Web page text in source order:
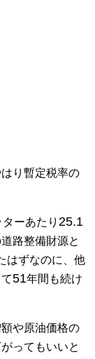
り暫定税率の
ターあたり 25.1
路整備財源と
はずなのに、他
51年間も続け
や原油価格の
ってもいいと